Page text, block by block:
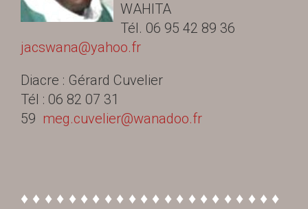
WAHITA
Tél. 06 95 42 89 36
jacswana@yahoo.fr
Diacre : Gérard Cuvelier
Tél : 06 82 07 31
59 meg.cuvelier@wanadoo.fr
♦ ♦ ♦ ♦ ♦ ♦ ♦ ♦ ♦ ♦ ♦ ♦ ♦ ♦ ♦ ♦ ♦ ♦ ♦ ♦ ♦ ♦